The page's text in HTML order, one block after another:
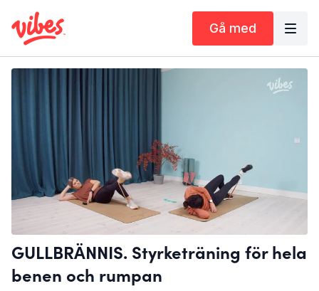
Gå med
GULLBRÄNNIS. Styrketräning för hela
benen och rumpan